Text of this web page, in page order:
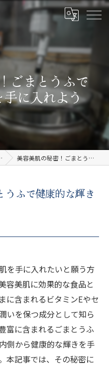
ごまとうふで
に入れよう
美容美肌の秘密！ごまとうふで健康的な輝きを手に入れよう
ふで健康的な輝き
を手に入れたいと願う方
容美肌に効果的な食品と
に含まれるビタミンEやセ
いを保つ成分として知ら
富に含まれるごまとうふ
側から健康的な輝きを手
本記事では、その秘密に